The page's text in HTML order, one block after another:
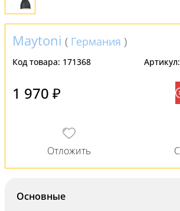
Maytoni ( Германия )
Код товара: 171368 Артикул:
1 970 ₽
Основные